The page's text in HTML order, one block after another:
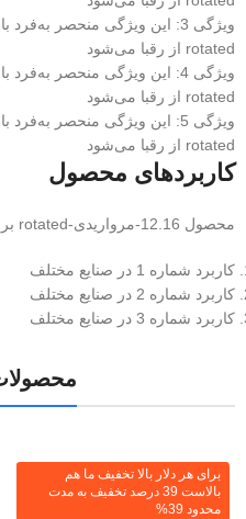
rotated از رقبا می‌شود
rotated از رقبا می‌شود
rotated از رقبا می‌شود
کاربردهای محصول
محصول 12.16-مرواریدی-rotated برای مصارف متعددی از جمله:
کاربرد شماره 1 در صنایع مختلف
کاربرد شماره 2 در صنایع مختلف
کاربرد شماره 3 در صنایع مختلف
برای هر دلار بالا تخفیف ما هم
بالاست 39 درصد تخفیف به مدت
محدود 39%